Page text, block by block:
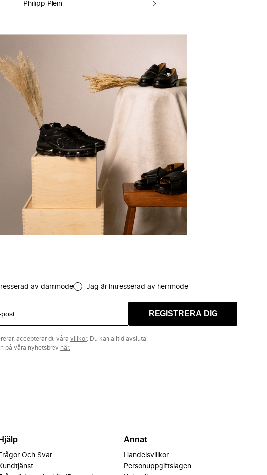
Philipp Plein
av dammode Jag är intresserad av herrmode
REGISTRERA DIG
accepterar du våra villkor. Du kan alltid avsluta
på våra nyhetsbrev här.
Hjälp
Frågor Och Svar
Kundtjänst
Annat
Handelsvillkor
Personuppgiftslagen